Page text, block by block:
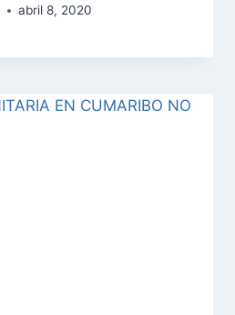
abril 8, 2020